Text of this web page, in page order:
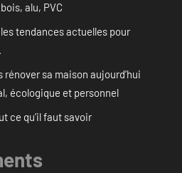
alu, PVC
tendances actuelles pour
sa maison aujourd’hui
écologique et personnel
ce qu’il faut savoir